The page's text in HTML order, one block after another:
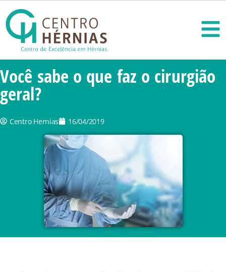
Você sabe o que faz o cirurgião
geral?
Centro Hernias 16/04/2019